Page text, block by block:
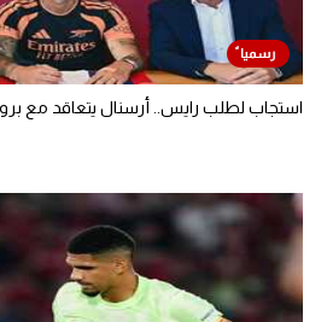
استجاب لطلب رايس.. أرسنال يتعاقد مع